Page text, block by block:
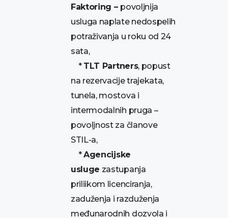
Faktoring – povoljnija
usluga naplate nedospelih
potraživanja u roku od 24
sata,
* TLT Partners, popust
na rezervacije trajekata,
tunela, mostova i
intermodalnih pruga –
povoljnost za članove
STIL-a,
*Agencijske
usluge zastupanja
priliikom licenciranja,
zaduženja i razduženja
međunarodnih dozvola i